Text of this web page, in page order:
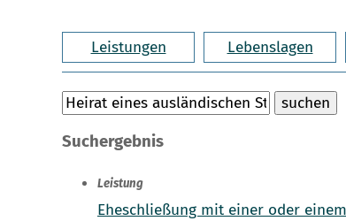
Leistungen Lebenslagen
Suchergebnis
Leistung
Eheschließung mit einer oder